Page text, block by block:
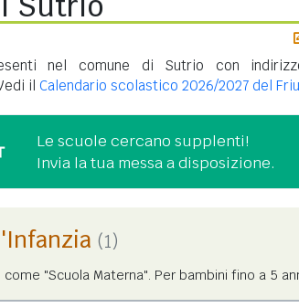
nel comune di Sutrio con
il Calendario scolastico 2026/2027 del
Le scuole cercano supplenti!
Invia la tua messa a disposizione.
(1)
"Scuola Materna". Per bambini fino a 5